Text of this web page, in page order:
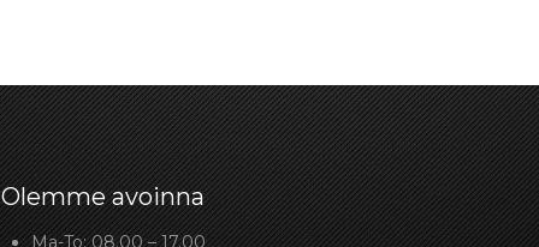
Olemme avoinna
Ma-To: 08.00 – 17.00